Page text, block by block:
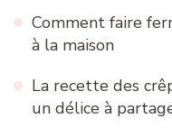
Comment faire
à la maison
La recette des
un délice à